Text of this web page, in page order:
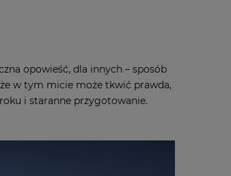
opowieść, dla innych – sposób
w tym micie może tkwić prawda,
i staranne przygotowanie.